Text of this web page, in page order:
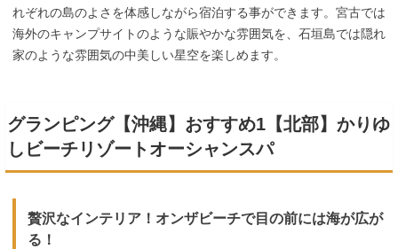
れぞれの島のよさを体感しながら宿泊する事ができます。宮古では
海外のキャンプサイトのような賑やかな雰囲気を、石垣島では隠れ
家のような雰囲気の中美しい星空を楽しめます。
グランピング【沖縄】おすすめ1【北部】かりゆ
しビーチリゾートオーシャンスパ
贅沢なインテリア！オンザビーチで目の前には海が広が
る！